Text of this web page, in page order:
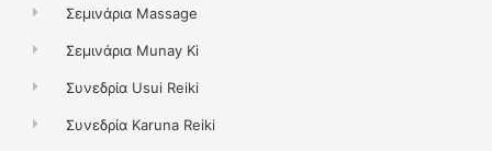
Σεμινάρια Massage
Σεμινάρια Munay Ki
Συνεδρία Usui Reiki
Συνεδρία Karuna Reiki